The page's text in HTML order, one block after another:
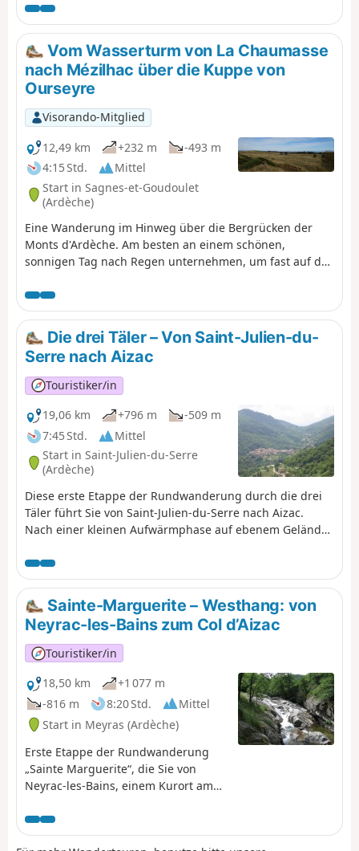
des Rouyon-Massivs tauchen Sie in Richtung Besorgues
hinab, um auf der anderen Seite wieder auf die
Hochebene der Ardèche zu gelangen: Hier weichen
Ginsterbüsche wilden Heidelbeeren.
Vom Wasserturm von La Chaumasse
nach Mézilhac über die Kuppe von
Ourseyre
Visorando-Mitglied
12,49 km
+232 m
-493 m
4:15 Std.
Mittel
Start in Sagnes-et-Goudoulet
(Ardèche)
Eine Wanderung im Hinweg über die Bergrücken der
Monts d'Ardèche. Am besten an einem schönen,
sonnigen Tag nach Regen unternehmen, um fast auf der
gesamten Alpen zu genießen, vom Mont Blanc bis zum
Ventoux.
Die drei Täler – Von Saint-Julien-du-
Serre nach Aizac
Touristiker/in
19,06 km
+796 m
-509 m
7:45 Std.
Mittel
Start in Saint-Julien-du-Serre
(Ardèche)
Diese erste Etappe der Rundwanderung durch die drei
Täler führt Sie von Saint-Julien-du-Serre nach Aizac.
Nach einer kleinen Aufwärmphase auf ebenem Gelände
Cevennen der Ardèche! Sie durchqueren Weiler, die sich
an Wegbiegungen schmiegen, und malerische Dörfer:
Saint-Andéol-de-Vals, Genestelle, Antraigues-sur-Volane,
Aizac. Mal im Talgrund, mal auf den Bergrücken ... oft im
Schatten.
Sainte-Marguerite – Westhang: von
Neyrac-les-Bains zum Col d’Aizac
Touristiker/in
18,50 km
+1 077 m
-816 m
8:20 Std.
Mittel
Start in Meyras (Ardèche)
Erste Etappe der Rundwanderung
„Sainte Marguerite“, die Sie von
Neyrac-les-Bains, einem Kurort am
einem kleinen Dorf in den Cevennen
der Ardèche, nur einen